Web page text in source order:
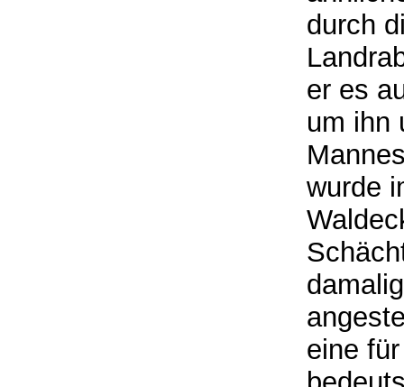
durch
er es
um ihn
wurde
eine